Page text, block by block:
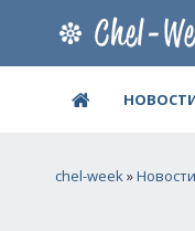
chel-week»Новости